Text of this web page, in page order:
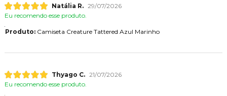
Natália R. 29/07/2026
Eu recomendo esse produto.
Produto:Camiseta Creature Tattered Azul Marinho
Thyago C. 21/07/2026
Eu recomendo esse produto.